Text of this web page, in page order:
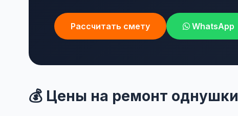
Рассчитать смету WhatsApp
💰 Цены на ремонт однушки